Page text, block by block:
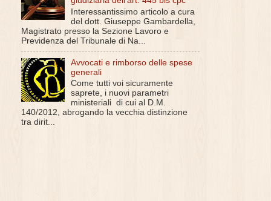
Interessantissimo articolo a cura
del dott. Giuseppe Gambardella,
Magistrato presso la Sezione Lavoro e
Previdenza del Tribunale di Na...
Avvocati e rimborso delle spese
generali
Come tutti voi sicuramente
saprete, i nuovi parametri
ministeriali di cui al D.M.
140/2012, abrogando la vecchia distinzione
tra dirit...